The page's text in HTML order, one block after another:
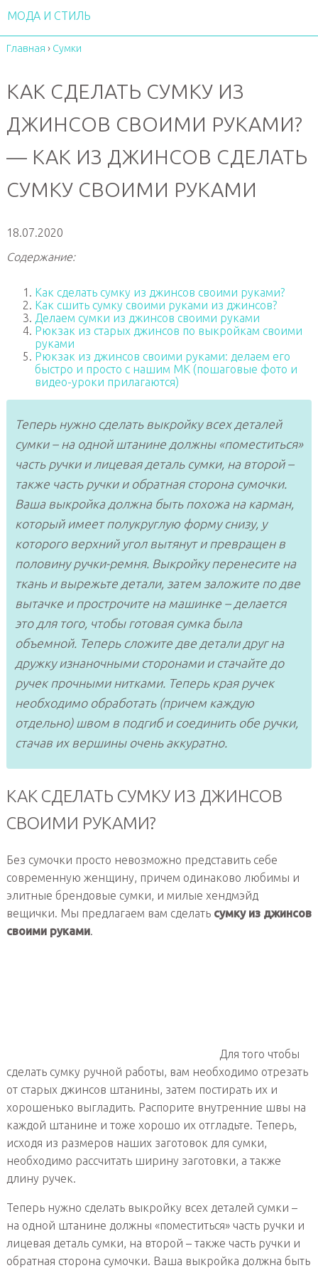
МОДА И СТИЛЬ
Главная › Сумки
КАК СДЕЛАТЬ СУМКУ ИЗ
ДЖИНСОВ СВОИМИ РУКАМИ?
— КАК ИЗ ДЖИНСОВ СДЕЛАТЬ
СУМКУ СВОИМИ РУКАМИ
18.07.2020
Содержание:
Как сделать сумку из джинсов своими руками?
Как сшить сумку своими руками из джинсов?
Делаем сумки из джинсов своими руками
Рюкзак из старых джинсов по выкройкам своими
руками
Рюкзак из джинсов своими руками: делаем его
быстро и просто с нашим МК (пошаговые фото и
видео-уроки прилагаются)
Теперь нужно сделать выкройку всех деталей
сумки – на одной штанине должны «поместиться»
часть ручки и лицевая деталь сумки, на второй –
также часть ручки и обратная сторона сумочки.
Ваша выкройка должна быть похожа на карман,
который имеет полукруглую форму снизу, у
которого верхний угол вытянут и превращен в
половину ручки-ремня. Выкройку перенесите на
ткань и вырежьте детали, затем заложите по две
вытачке и прострочите на машинке – делается
это для того, чтобы готовая сумка была
объемной. Теперь сложите две детали друг на
дружку изнаночными сторонами и стачайте до
ручек прочными нитками. Теперь края ручек
необходимо обработать (причем каждую
отдельно) швом в подгиб и соединить обе ручки,
стачав их вершины очень аккуратно.
КАК СДЕЛАТЬ СУМКУ ИЗ ДЖИНСОВ
СВОИМИ РУКАМИ?
Без сумочки просто невозможно представить себе
современную женщину, причем одинаково любимы и
элитные брендовые сумки, и милые хендмэйд
вещички. Мы предлагаем вам сделать сумку из джинсов
своими руками.
Для того чтобы
сделать сумку ручной работы, вам необходимо отрезать
от старых джинсов штанины, затем постирать их и
хорошенько выгладить. Распорите внутренние швы на
каждой штанине и тоже хорошо их отгладьте. Теперь,
исходя из размеров наших заготовок для сумки,
необходимо рассчитать ширину заготовки, а также
длину ручек.
Теперь нужно сделать выкройку всех деталей сумки –
на одной штанине должны «поместиться» часть ручки и
лицевая деталь сумки, на второй – также часть ручки и
обратная сторона сумочки. Ваша выкройка должна быть